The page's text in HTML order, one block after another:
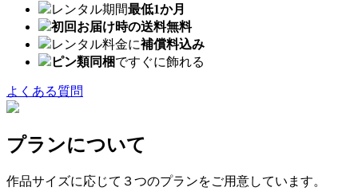
レンタル期間最低1か月
初回お届け時の送料無料
レンタル料金に補償料込み
ピン類同梱ですぐに飾れる
よくある質問
プランについて
作品サイズに応じて３つのプランをご用意しています。